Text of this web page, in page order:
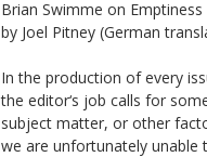
Brian Swimme on
by Joel Pitney (German
In the production of every
the editor‘s job calls for
subject matter, or other
we are unfortunately unable